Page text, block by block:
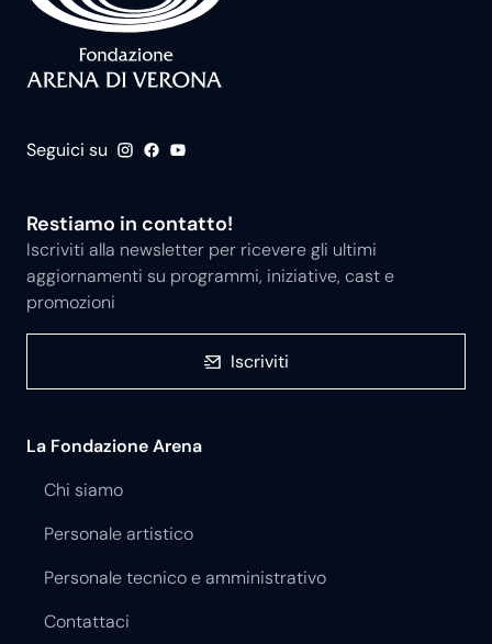
Seguici su
Restiamo in contatto!
Iscriviti alla newsletter per ricevere gli ultimi
aggiornamenti su programmi, iniziative, cast e
promozioni
Iscriviti
La Fondazione Arena
Chi siamo
Personale artistico
Personale tecnico e amministrativo
Contattaci